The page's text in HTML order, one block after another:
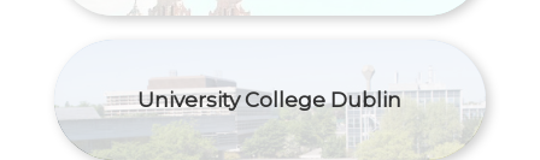
University College Dublin